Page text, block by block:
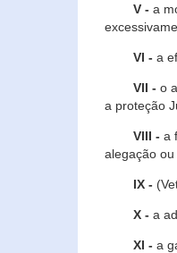
V - a
VI - a
VII - o
a proteção
VIII - a
alegação
IX -
X - a
XI - a